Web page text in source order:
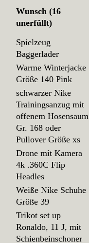
Wunsch (16
unerfüllt)
Spielzeug
Baggerlader
Warme Winterjacke
Größe 140 Pink
schwarzer Nike
Trainingsanzug mit
offenem Hosensaum
Gr. 168 oder
Pullover Größe xs
Drone mit Kamera
4k .360C Flip
Headles
Weiße Nike Schuhe
Größe 39
Trikot set up
Ronaldo, 11 J, mit
Schienbeinschoner